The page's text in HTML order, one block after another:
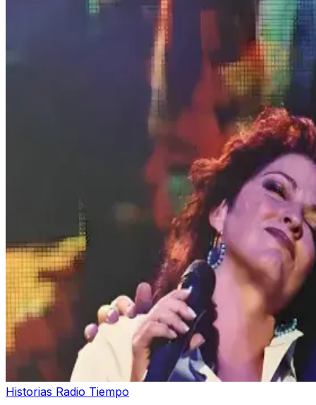
Historias Radio Tiempo